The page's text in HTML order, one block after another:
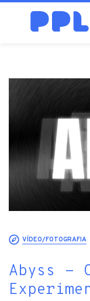
VÍDEO/FOTOGRAFIA
Abyss -